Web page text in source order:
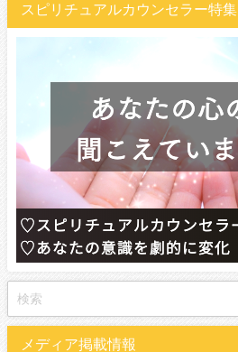
スピリチュアルカウンセラー特集
メディア掲載情報